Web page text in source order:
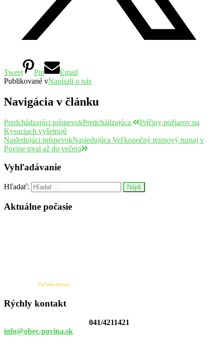
Tweet Pin
Email
Publikované vNapísali o nás
Navigácia v článku
Predchádzajúci príspevokPredchádzajúca
Príčiny požiarov na
Kysuciach vyšetrujú
Nasledujúci príspevokNasledujúca Veľkonočný tenisový turnaj v
Povine trval až do večera
Vyhľadávanie
Hľadať:
Aktuálne počasie
Počasie Povina
Rýchly kontakt
041/4211421
info@obec-povina.sk